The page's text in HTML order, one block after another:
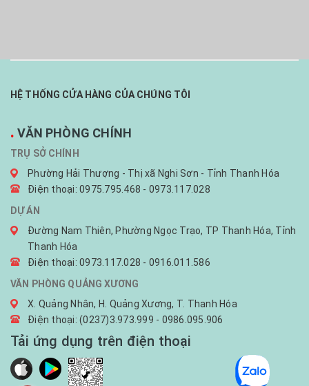
HỆ THỐNG CỬA HÀNG CỦA CHÚNG TÔI
. VĂN PHÒNG CHÍNH
TRỤ SỞ CHÍNH
Phường Hải Thượng - Thị xã Nghi Sơn - Tỉnh Thanh Hóa
Điện thoại: 0975.795.468 - 0973.117.028
DỰ ÁN
Đường Nam Thiên, Phường Ngọc Trạo, TP Thanh Hóa, Tỉnh
Thanh Hóa
Điện thoại: 0973.117.028 - 0916.011.586
VĂN PHÒNG QUẢNG XƯƠNG
X. Quảng Nhân, H. Quảng Xương, T. Thanh Hóa
Điện thoại: (0237)3.973.999 - 0986.095.906
Tải ứng dụng trên điện thoại